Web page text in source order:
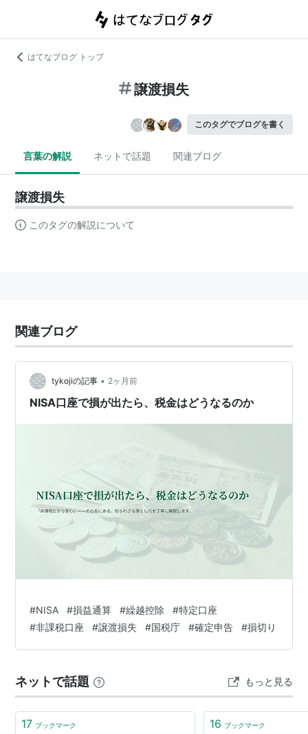
はてなブログ トップ
譲渡損失
このタグでブログを書く
言葉の解説 ネットで話題 関連ブログ
譲渡損失
このタグの解説について
関連ブログ
tykojiの記事 • 2ヶ月前
NISA口座で損が出たら、税金はどうなるのか
#NISA #損益通算 #繰越控除 #特定口座
#非課税口座 #譲渡損失 #国税庁 #確定申告 #損切り
ネットで話題 もっと見る
17 ブックマーク 16 ブックマーク